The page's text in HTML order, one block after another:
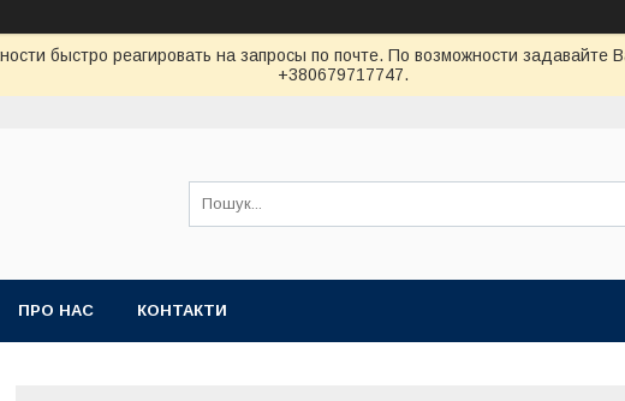
быстро реагировать на запросы по почте. По возможности
+380679717747.
ПРО НАС КОНТАКТИ